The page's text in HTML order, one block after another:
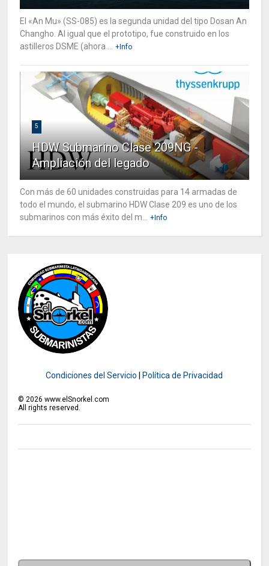
El «An Mu» (SS-085) es la segunda unidad del tipo Dosan An
Changho. Al igual que el prototipo, fue construido en los
astilleros DSME (ahora ...
+Info
5
HDW Submarino Clase 209NG -
Ampliación del legado
Con más de 60 unidades construidas para 14 armadas de
todo el mundo, el submarino HDW Clase 209 es uno de los
submarinos con más éxito del m...
+Info
Condiciones del Servicio Política de Privacidad
©2026 www.elSnorkel.com
All rights reserved.